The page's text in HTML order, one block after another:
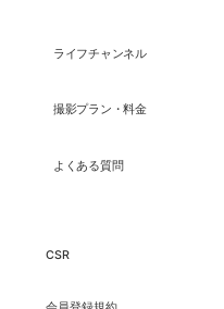
ライフチャンネル
撮影プラン・料金
よくある質問
CSR